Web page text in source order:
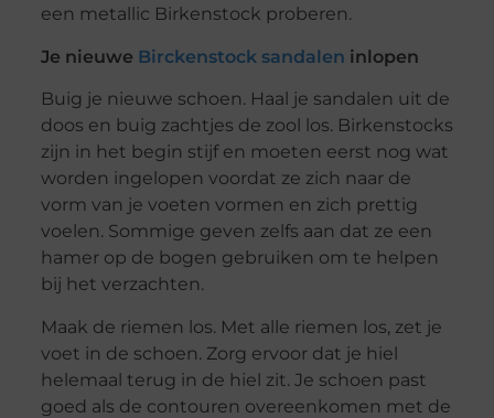
een metallic Birkenstock proberen.
Je nieuwe Birckenstock sandalen inlopen
Buig je nieuwe schoen. Haal je sandalen uit de
doos en buig zachtjes de zool los. Birkenstocks
zijn in het begin stijf en moeten eerst nog wat
worden ingelopen voordat ze zich naar de
vorm van je voeten vormen en zich prettig
voelen. Sommige geven zelfs aan dat ze een
hamer op de bogen gebruiken om te helpen
bij het verzachten.
Maak de riemen los. Met alle riemen los, zet je
voet in de schoen. Zorg ervoor dat je hiel
helemaal terug in de hiel zit. Je schoen past
goed als de contouren overeenkomen met de